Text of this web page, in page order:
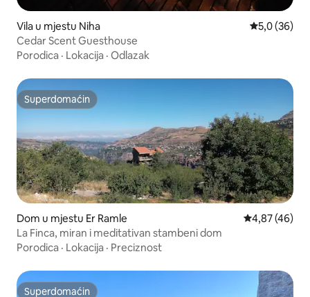
Vila u mjestu Niha Prosječna
5,0 (36)
Cedar Scent Guesthouse
Porodica · Lokacija · Odlazak
Superdomaćin
Superdomaćin
Dom u mjestu Er Ramle Prosječna
4,87 (46)
La Finca, miran i meditativan stambeni dom
Porodica · Lokacija · Preciznost
Superdomaćin